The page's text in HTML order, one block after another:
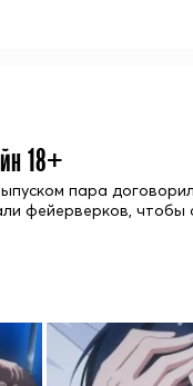
18+
пара
фейерверков, чтобы